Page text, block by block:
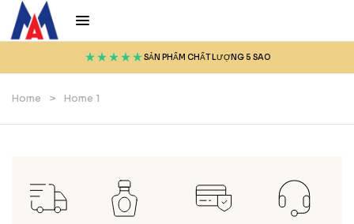
SẢN PHẨM CHẤT LƯỢNG 5 SAO
Home > Home 1